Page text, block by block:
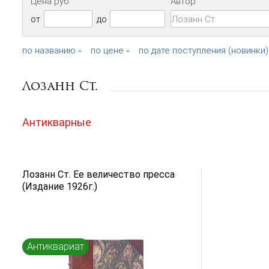
от
до
по названию по цене по дате поступления (новинки)
Лозанн Ст.
Антикварные
Лозанн Ст. Ее величество пресса
(Издание 1926г.)
Антиквариат